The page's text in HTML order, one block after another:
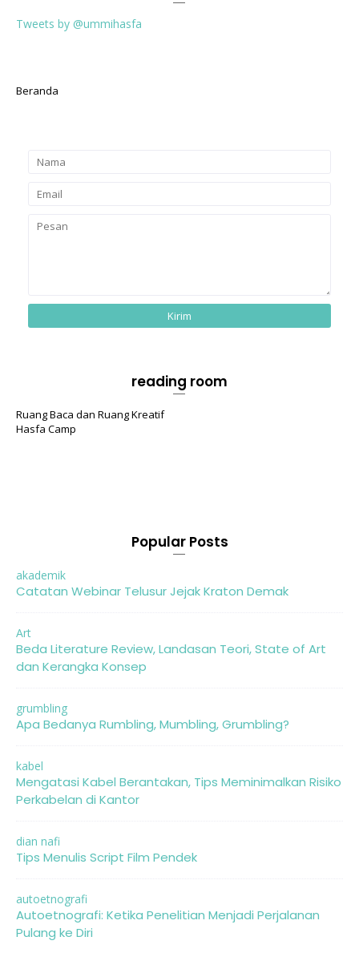
Tweets by @ummihasfa
Beranda
reading room
Ruang Baca dan Ruang Kreatif
Hasfa Camp
Popular Posts
akademik
Catatan Webinar Telusur Jejak Kraton Demak
Art
Beda Literature Review, Landasan Teori, State of Art
dan Kerangka Konsep
grumbling
Apa Bedanya Rumbling, Mumbling, Grumbling?
kabel
Mengatasi Kabel Berantakan, Tips Meminimalkan Risiko
Perkabelan di Kantor
dian nafi
Tips Menulis Script Film Pendek
autoetnografi
Autoetnografi: Ketika Penelitian Menjadi Perjalanan
Pulang ke Diri